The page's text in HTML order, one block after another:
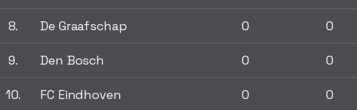
8. De Graafschap 0 0
9. Den Bosch 0 0
10. FC Eindhoven 0 0